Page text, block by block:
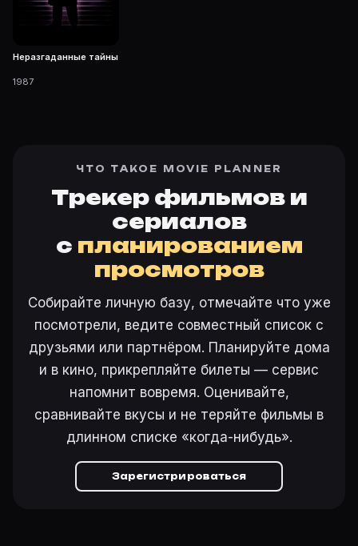
Неразгаданные тайны
1987
ЧТО ТАКОЕ MOVIE PLANNER
Трекер фильмов и
сериалов
с планированием
просмотров
Собирайте личную базу, отмечайте что уже
посмотрели, ведите совместный список с
друзьями или партнёром. Планируйте дома
и в кино, прикрепляйте билеты — сервис
напомнит вовремя. Оценивайте,
сравнивайте вкусы и не теряйте фильмы в
длинном списке «когда-нибудь».
Зарегистрироваться